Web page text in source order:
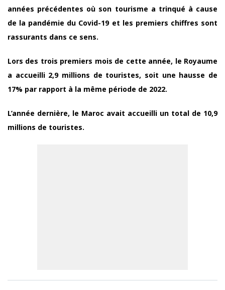
années précédentes où son tourisme a trinqué à cause
de la pandémie du Covid-19 et les premiers chiffres sont
rassurants dans ce sens.
Lors des trois premiers mois de cette année, le Royaume
a accueilli 2,9 millions de touristes, soit une hausse de
17% par rapport à la même période de 2022.
L’année dernière, le Maroc avait accueilli un total de 10,9
millions de touristes.